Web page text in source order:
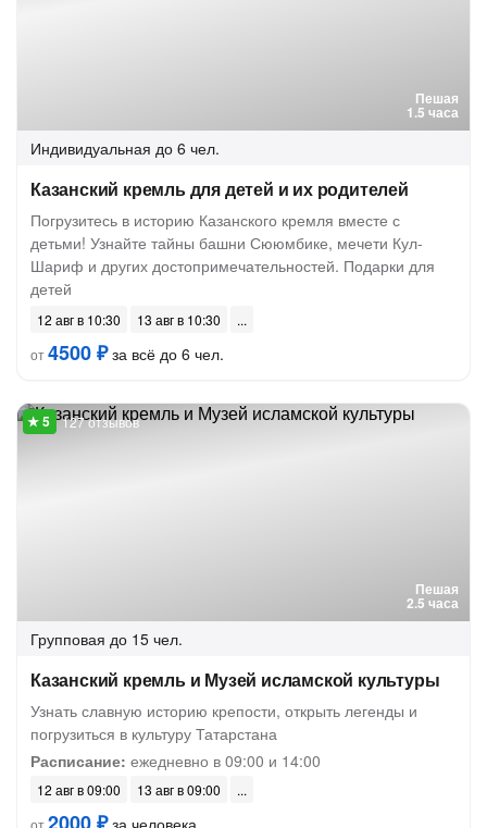
Пешая
1.5 часа
Индивидуальная до 6 чел.
Казанский кремль для детей и их родителей
Погрузитесь в историю Казанского кремля вместе с
детьми! Узнайте тайны башни Сююмбике, мечети Кул-
Шариф и других достопримечательностей. Подарки для
детей
12 авг в 10:30
13 авг в 10:30
от4500 ₽за всё до 6 чел.
Пешая
2.5 часа
127 отзывов
Групповая до 15 чел.
Казанский кремль и Музей исламской культуры
Узнать славную историю крепости, открыть легенды и
погрузиться в культуру Татарстана
Расписание: ежедневно в 09:00 и 14:00
12 авг в 09:00
13 авг в 09:00
от
за человека